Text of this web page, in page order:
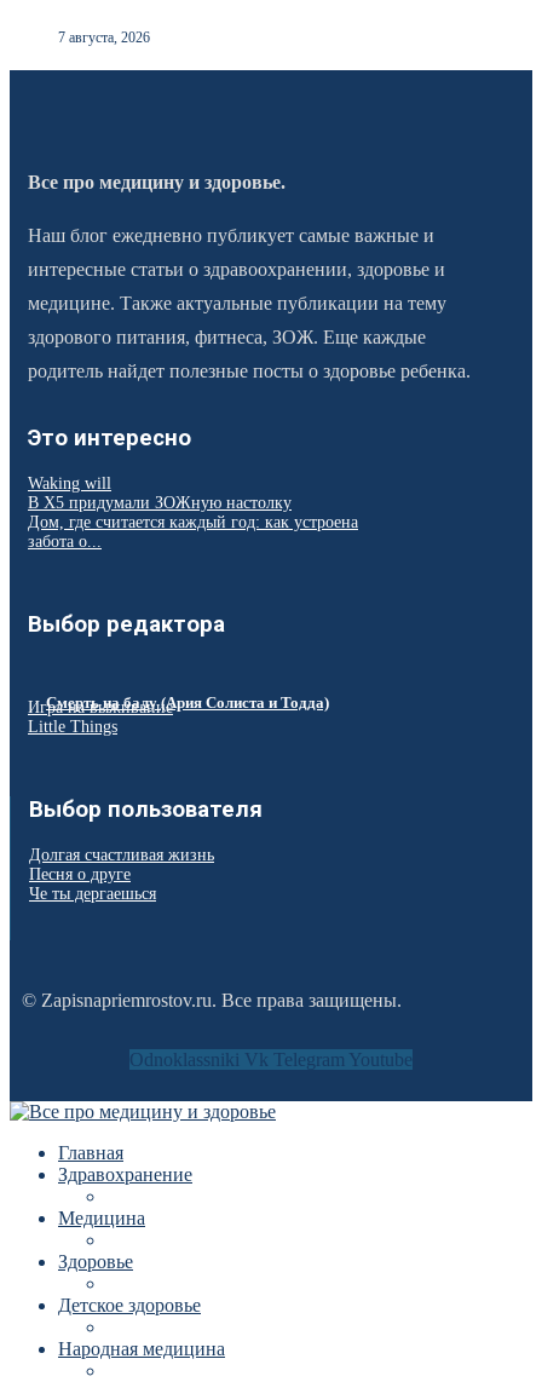
7 августа, 2026
Все про медицину и здоровье.
Наш блог ежедневно публикует самые важные и
интересные статьи о здравоохранении, здоровье и
медицине. Также актуальные публикации на тему
здорового питания, фитнеса, ЗОЖ. Еще каждые
родитель найдет полезные посты о здоровье ребенка.
Это интересно
Waking will
В Х5 придумали ЗОЖную настолку
Дом, где считается каждый год: как устроена
забота о...
Выбор редактора
Смерть на балу (Ария Солиста и Тодда)
Игра на выживание
Little Things
Выбор пользователя
Долгая счастливая жизнь
Песня о друге
Че ты дергаешься
© Zapisnapriemrostov.ru. Все права защищены.
Odnoklassniki Vk Telegram Youtube
Главная
Здравохранение
Медицина
Здоровье
Детское здоровье
Народная медицина